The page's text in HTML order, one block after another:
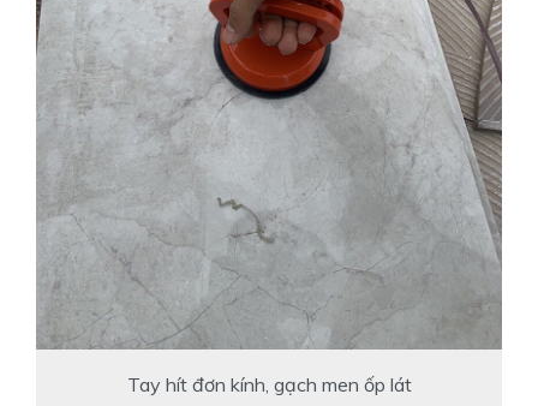
Tay hít đơn kính, gạch men ốp lát